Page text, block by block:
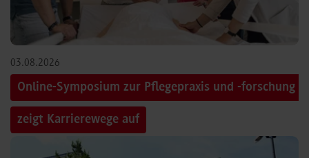
03.08.2026
Online-Symposium zur Pflegepraxis und -forschung
zeigt Karrierewege auf